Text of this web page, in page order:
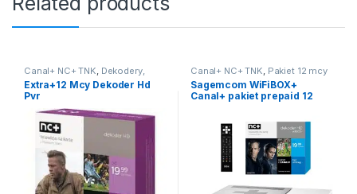
Canal+ NC+ TNK Dekodery,
karty, pakiety tv ,Pakiet 12 mcy
Telewizja Na Kartę
Extra+12 Mcy Dekoder Hd
Pvr
Canal+ NC+ TNK Pakiet 12 mcy
Sagemcom WiFiBOX+
Canal+ pakiet prepaid 12